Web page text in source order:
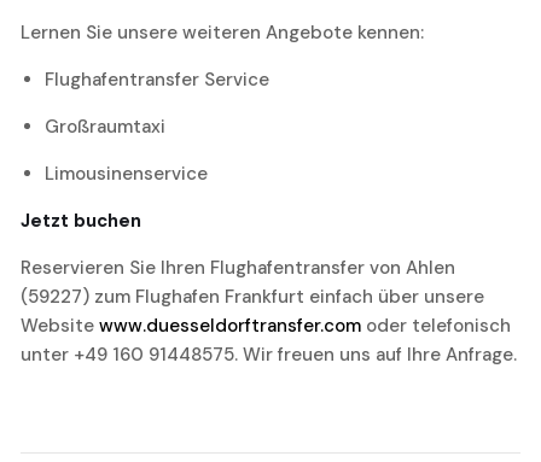
Lernen Sie unsere weiteren Angebote kennen:
Flughafentransfer Service
Großraumtaxi
Limousinenservice
Jetzt buchen
Reservieren Sie Ihren Flughafentransfer von Ahlen
(59227) zum Flughafen Frankfurt einfach über unsere
Website www.duesseldorftransfer.com oder telefonisch
unter +49 160 91448575. Wir freuen uns auf Ihre Anfrage.